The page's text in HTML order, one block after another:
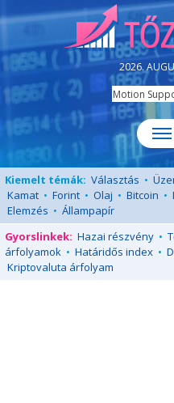
2026.
Kiemelt témák: Választás •
Kamat • Forint • Olaj • Bitcoin •
Elemzés • Állampapír
Gyorslinkek: Hazai részvény •
árfolyamok • Határidős index •
Kriptovaluta árfolyam